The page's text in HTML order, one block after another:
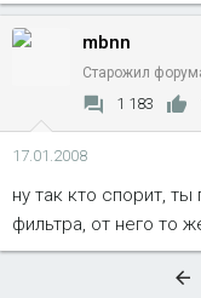
mbnn
Старожил
1 183
17.01.2008
ну так кто спорит,
фильтра, от него то